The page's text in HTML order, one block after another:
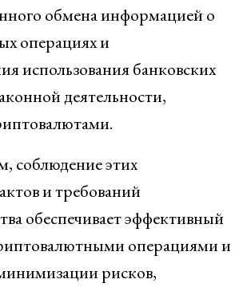
обмена информацией о
операциях и
использования банковских
деятельности,
соблюдение этих
и требований
обеспечивает эффективный
операциями и
рисков,